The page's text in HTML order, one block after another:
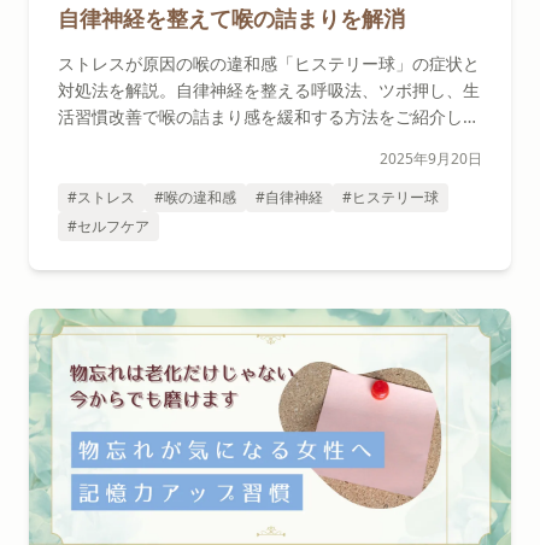
自律神経を整えて喉の詰まりを解消
ストレスが原因の喉の違和感「ヒステリー球」の症状と
対処法を解説。自律神経を整える呼吸法、ツボ押し、生
活習慣改善で喉の詰まり感を緩和する方法をご紹介しま
2025年9月20日
#ストレス
#喉の違和感 #自律神経
#ヒステリー球
#セルフケア